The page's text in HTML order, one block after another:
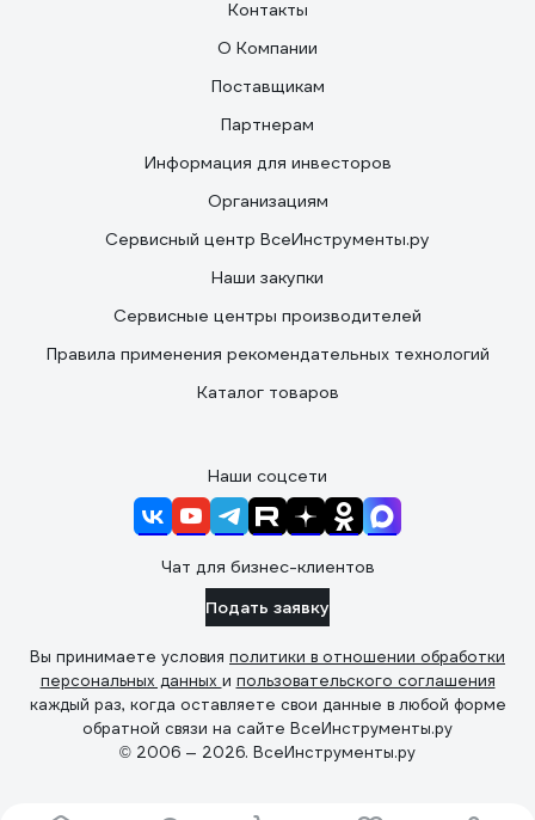
Контакты
О Компании
Поставщикам
Партнерам
Информация для инвесторов
Организациям
Сервисный центр ВсеИнструменты.ру
Наши закупки
Сервисные центры производителей
Правила применения рекомендательных технологий
Каталог товаров
Наши соцсети
Чат для бизнес-клиентов
Подать заявку
Вы принимаете условия политики в отношении обработки
персональных данных и пользовательского соглашения
каждый раз, когда оставляете свои данные в любой форме
обратной связи на сайте ВсеИнструменты.ру
© 2006 — 2026. ВсеИнструменты.ру